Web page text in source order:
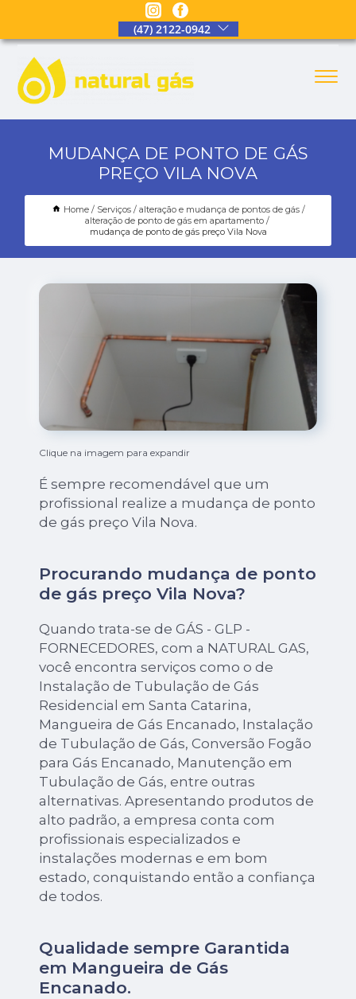
(47) 2122-0942
MUDANÇA DE PONTO DE GÁS
PREÇO VILA NOVA
Home Serviços
alteração e mudança de pontos de gás
alteração de ponto de gás em apartamento
mudança de ponto de gás preço Vila Nova
Clique na imagem para expandir
É sempre recomendável que um
profissional realize a mudança de ponto
de gás preço Vila Nova.
Procurando mudança de ponto
de gás preço Vila Nova?
Quando trata-se de GÁS - GLP -
FORNECEDORES, com a NATURAL GAS,
você encontra serviços como o de
Instalação de Tubulação de Gás
Residencial em Santa Catarina,
Mangueira de Gás Encanado, Instalação
de Tubulação de Gás, Conversão Fogão
para Gás Encanado, Manutenção em
Tubulação de Gás, entre outras
alternativas. Apresentando produtos de
alto padrão, a empresa conta com
profissionais especializados e
instalações modernas e em bom
estado, conquistando então a confiança
de todos.
Qualidade sempre Garantida
em Mangueira de Gás
Encanado.